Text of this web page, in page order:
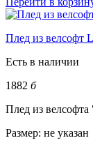
Плед из велсофт
Есть в наличии
1882 б
Плед из
Размер: не указан